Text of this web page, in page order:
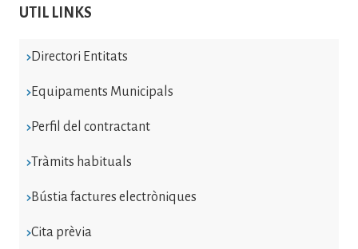
UTIL LINKS
Directori Entitats
Equipaments Municipals
Perfil del contractant
Tràmits habituals
Bústia factures electròniques
Cita prèvia